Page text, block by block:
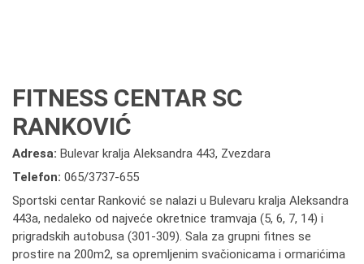
FITNESS CENTAR SC
RANKOVIĆ
Adresa: Bulevar kralja Aleksandra 443, Zvezdara
Telefon: 065/3737-655
Sportski centar Ranković se nalazi u Bulevaru kralja Aleksandra
443a, nedaleko od najveće okretnice tramvaja (5, 6, 7, 14) i
prigradskih autobusa (301-309). Sala za grupni fitnes se
prostire na 200m2, sa opremljenim svačionicama i ormarićima